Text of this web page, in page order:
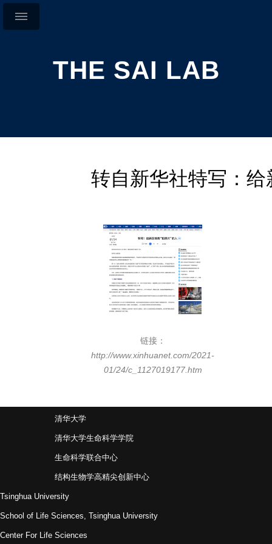
THE SAI LAB
转自新华社特写：给
链接：
http://www.xinhuanet.com/2021-
01/24/c_1127019177.htm
清华大学
清华大学生命科学学院
生命科学联合中心
结构生物学高精尖创新中心
Tsinghua University
School of Life Sciences, Tsinghua University
Center For Life Sciences